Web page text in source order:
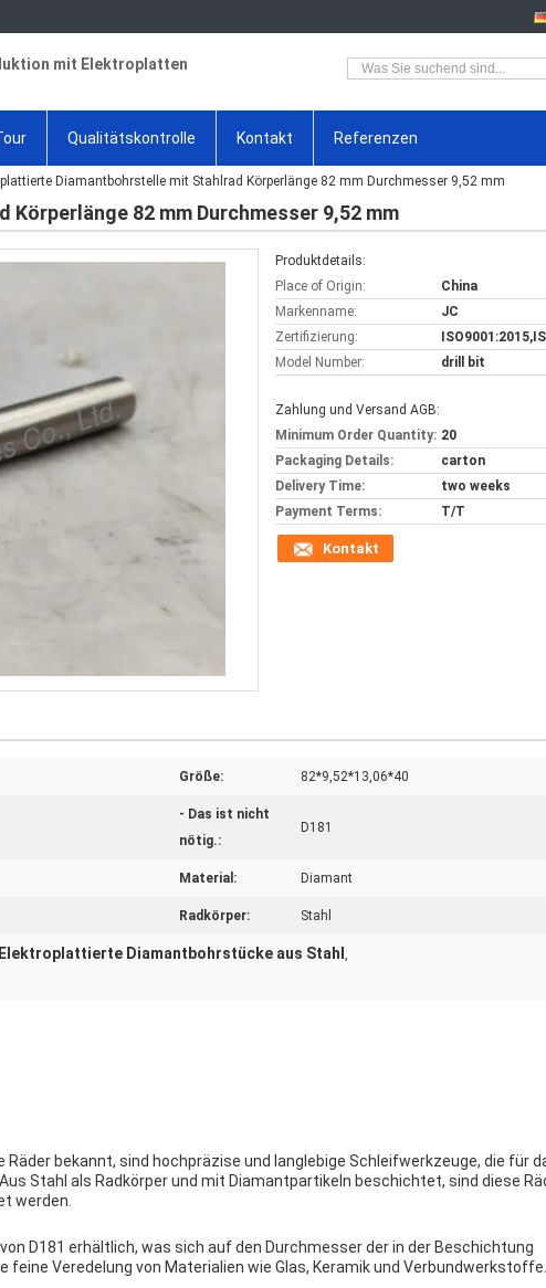
mit Elektroplatten
Qualitätskontrolle Kontakt Referenzen
Diamantbohrstelle mit Stahlrad Körperlänge 82 mm Durchmesser 9,52 mm
82 mm Durchmesser 9,52 mm
Produktdetails:
Place of Origin:
China
Markenname:
JC
Zertifizierung:
Model Number:
drill bit
Zahlung und Versand AGB:
Minimum Order Quantity: 20
Packaging Details:
carton
Delivery Time:
two weeks
Payment Terms:
T/T
Kontakt
Größe: 82*9,52*13,06*40
- Das ist nicht
nötig.:
D181
Material: Diamant
Radkörper: Stahl
Elektroplattierte Diamantbohrstücke aus Stahl ,
bekannt, sind hochpräzise und langlebige Schleifwerkzeuge, die für
Stahl als Radkörper und mit Diamantpartikeln beschichtet, sind diese
werden.
D181 erhältlich, was sich auf den Durchmesser der in der Beschichtung
Veredelung von Materialien wie Glas, Keramik und Verbundwerkstoffe.